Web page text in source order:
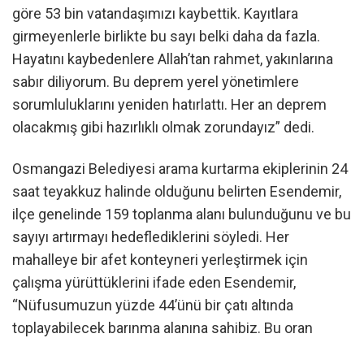
göre 53 bin vatandaşımızı kaybettik. Kayıtlara
girmeyenlerle birlikte bu sayı belki daha da fazla.
Hayatını kaybedenlere Allah’tan rahmet, yakınlarına
sabır diliyorum. Bu deprem yerel yönetimlere
sorumluluklarını yeniden hatırlattı. Her an deprem
olacakmış gibi hazırlıklı olmak zorundayız” dedi.
Osmangazi Belediyesi arama kurtarma ekiplerinin 24
saat teyakkuz halinde olduğunu belirten Esendemir,
ilçe genelinde 159 toplanma alanı bulunduğunu ve bu
sayıyı artırmayı hedeflediklerini söyledi. Her
mahalleye bir afet konteyneri yerleştirmek için
çalışma yürüttüklerini ifade eden Esendemir,
“Nüfusumuzun yüzde 44’ünü bir çatı altında
toplayabilecek barınma alanına sahibiz. Bu oran